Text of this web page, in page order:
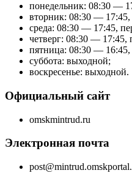
понедельник: 08:30 —
вторник: 08:30 —
среда: 08:30 — 17:45,
четверг: 08:30 —
пятница: 08:30 —
суббота: выходной;
воскресенье: выходной.
Официальный сайт
omskmintrud.ru
Электронная почта